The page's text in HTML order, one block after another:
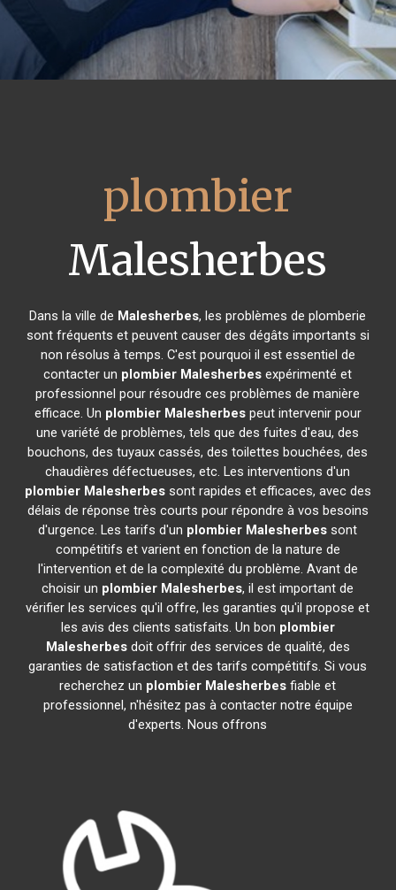
plombier
Malesherbes
Dans la ville de Malesherbes, les problèmes de plomberie
sont fréquents et peuvent causer des dégâts importants si
non résolus à temps. C'est pourquoi il est essentiel de
contacter un plombier Malesherbes expérimenté et
professionnel pour résoudre ces problèmes de manière
efficace. Un plombier Malesherbespeut intervenir pour
une variété de problèmes, tels que des fuites d'eau, des
bouchons, des tuyaux cassés, des toilettes bouchées, des
chaudières défectueuses, etc. Les interventions d'un
plombier Malesherbessont rapides et efficaces, avec des
délais de réponse très courts pour répondre à vos besoins
d'urgence. Les tarifs d'un plombier Malesherbes sont
compétitifs et varient en fonction de la nature de
l'intervention et de la complexité du problème. Avant de
choisir un plombier Malesherbes, il est important de
vérifier les services qu'il offre, les garanties qu'il propose et
les avis des clients satisfaits. Un bon plombier
Malesherbesdoit offrir des services de qualité, des
garanties de satisfaction et des tarifs compétitifs. Si vous
recherchez un plombier Malesherbes fiable et
professionnel, n'hésitez pas à contacter notre équipe
d'experts. Nous offrons